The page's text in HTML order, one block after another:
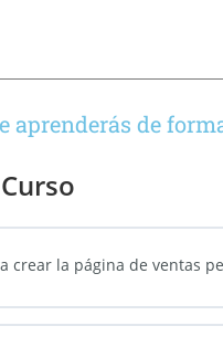
aprenderás de
crear la página de ventas